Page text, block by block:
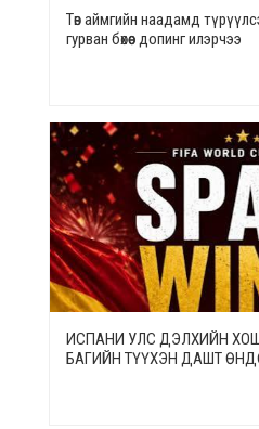
Төв аймгийн наадамд
гурван бөхөөс допинг илэрчээ
ИСПАНИ УЛС ДЭЛХИЙН
БАГИЙН ТҮҮХЭН ДАШТ